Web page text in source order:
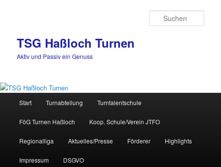
TSG Haßloch Turnen
Aktiv und Passiv ein Genuss
Start Turnabteilung Turntalentschule
FöG Turnen Haßloch Koop. Schule/Verein JTFO
Regionalliga Aktuelles/Presse Förderer Highlights
Impressum DSGVO